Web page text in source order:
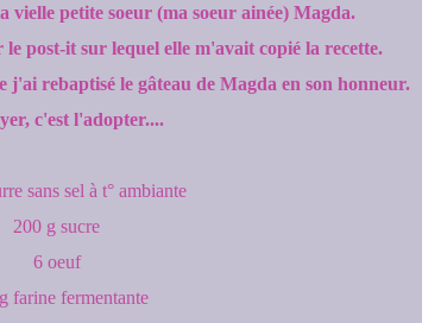
vielle petite soeur (ma soeur ainée) Magda.
post-it sur lequel elle m'avait copié la recette.
rebaptisé le gâteau de Magda en son honneur.
c'est l'adopter....
sans sel à t° ambiante
200 g sucre
6 oeuf
farine fermentante